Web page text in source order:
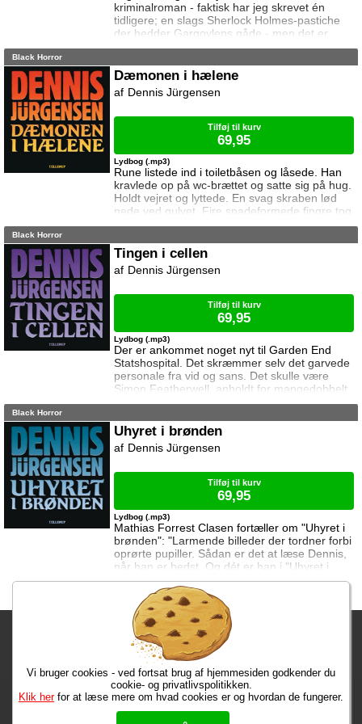
kriminalroman - faktisk har jeg skrevet én
tidligere; en slags Sherlock Holmes-pastiche
der hedder Gargoylens gåde - men det er
svært at finde på noget nyt i en genre, som er
fik jeg så den idé om at lave en antropomorf
sig, taler og tænker som mennesker. Det bedst
Black Horror
Dæmonen i hælene
Rune listede ind i toiletbåsen og låsede. Han
kravlede op på wc-brættet og satte sig på hug.
Holdt vejret og lyttede. En svag skraben lød
nede ved gulvet. Fire spadeformede fingre tog
om kanten af døren. De tykke fingre slap taget
fingerspidserne åbnede huden sig i dybe
sprækker, og fire mælkeblege øjne med røde
pupiller gled ud og stirrede på ham ...
Lydbog (.mp3)
Dennis Jürgensen
Tilføj til kurv
69,95
Black Horror
Tingen i cellen
Der er ankommet noget nyt til Garden End
Statshospital. Det skræmmer selv det garvede
personale fra vid og sans. Det skulle være
Simon Featherwell, anholdt for mangedobbelt
mord, som var indespærret i gummicellen på
skabe så meget frygt ved det blotte øjesyn?
De opklaringsmæssige aspekter ser ikke godt
ud, hvad mordene angår. Det eneste
Lydbog (.mp3)
Dennis Jürgensen
Tilføj til kurv
69,95
Black Horror
Uhyret i brønden
Mathias Forrest Clasen fortæller om "Uhyret i
brønden": "Larmende billeder der tordner forbi
oprørte pupiller. Sådan er det at læse Dennis,
når han er bedst. Og dét er han i "Uhyret i
brønden". Uhyret i brønden handler om en
kernefamilie, der består af Troels og Susan og
deres to børn. De er netop flyttet ind i et
idyllisk beliggende hus i Gribskov, og alt ånder
tilsyneladende fred. Som et smukt maleri. Et
perfekt maleri... ti
Lydbog (.mp3)
Dennis Jürgensen
Tilføj til kurv
69,95
Fragtgebyret er DKK 59,95 • Fragtgebyret bortfalder ved køb over
DKK 299,00
Bestiller du inden kl. 13:00 har du dine varer på mandag!
Max 50 kr. Bøger til en 🐕
★★★★★
Vi bruger cookies - ved fortsat brug af hjemmesiden godkender du
cookie- og privatlivspolitikken.
Klik herfor at læse mere om hvad cookies er og hvordan de fungerer.